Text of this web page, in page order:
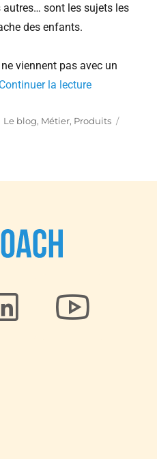
autres… sont les sujets les
des enfants.
viennent pas avec un
Continuer la lecture
Le blog, Métier, Produits